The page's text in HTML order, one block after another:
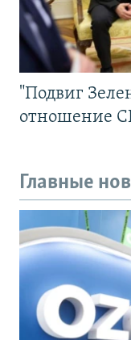
"Подвиг
отношение
Главные